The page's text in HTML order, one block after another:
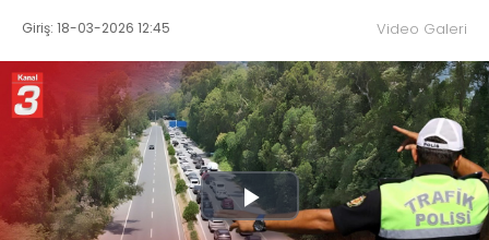
Giriş: 18-03-2026 12:45 Video Galeri
Play